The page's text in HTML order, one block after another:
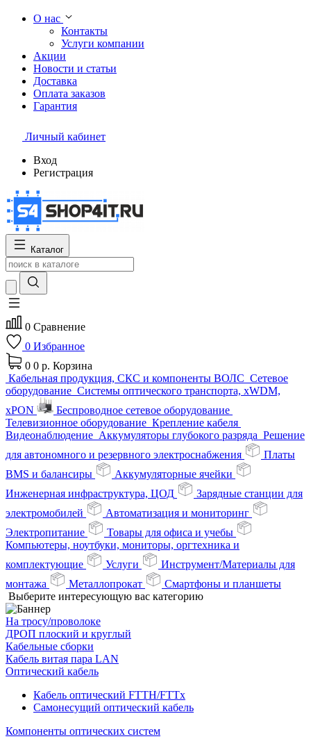
О нас
Контакты
Услуги компании
Акции
Новости и статьи
Доставка
Оплата заказов
Гарантия
Личный кабинет
Вход
Регистрация
Каталог
0 Сравнение
0 Избранное
0 0 р. Корзина
Кабельная продукция, СКС и компоненты ВОЛС Сетевое
оборудование Системы оптического транспорта, xWDM,
xPON
Беспроводное сетевое оборудование
Телевизионное оборудование Крепление кабеля
Видеонаблюдение Аккумуляторы глубокого разряда Решение
для автономного и резервного электроснабжения
Платы
BMS и балансиры
Аккумуляторные ячейки
Инженерная инфраструктура, ЦОД
Зарядные станции для
электромобилей
Автоматизация и мониторинг
Электропитание
Товары для офиса и учебы
Компьютеры, ноутбуки, мониторы, оргтехника и
комплектующие
Услуги
Инструмент/Материалы для
монтажа
Металлопрокат
Смартфоны и планшеты
Выберите интересующую вас категорию
На тросу/проволоке
ДРОП плоский и круглый
Кабельные сборки
Кабель витая пара LAN
Оптический кабель
Кабель оптический FTTH/FTTx
Самонесущий оптический кабель
Компоненты оптических систем